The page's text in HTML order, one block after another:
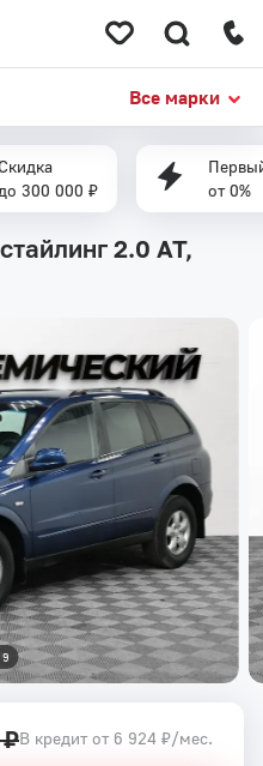
Все марки
Скидка
до 300 000 ₽
от 0%
2.0 AT,
9
В кредит от 6 924 ₽/мес.